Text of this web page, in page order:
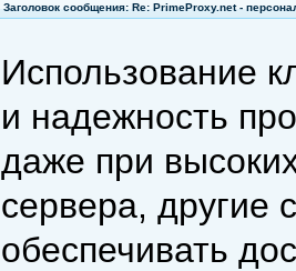
Заголовок сообщения: Re: PrimeProxy.net -
Использование
и надежность
даже при
сервера, другие
обеспечивать